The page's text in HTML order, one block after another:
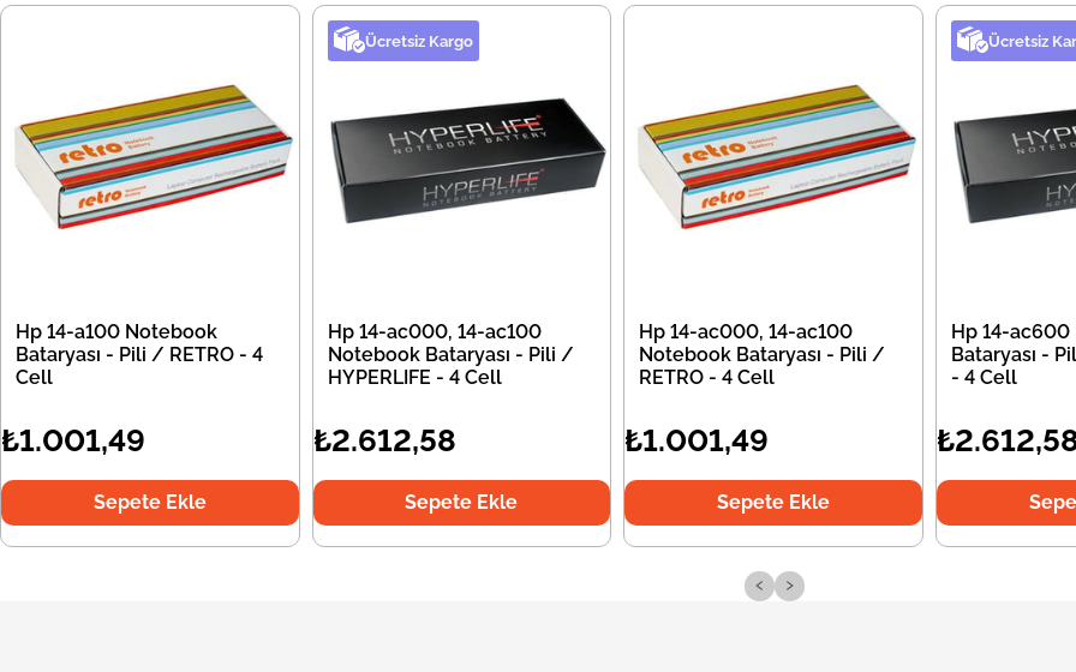
Hp 14-a100 Notebook
Bataryası - Pili / RETRO - 4
Cell
₺1.001,49
Sepete Ekle
Ücretsiz Kargo
Hp 14-ac000, 14-ac100
Notebook Bataryası - Pili /
HYPERLIFE - 4 Cell
₺2.612,58
Sepete Ekle
Hp 14-ac000, 14-ac100
Notebook Bataryası - Pili /
RETRO - 4 Cell
₺1.001,49
Sepete Ekle
Ücretsiz
Hp 14-
Bataryası -
- 4 Cell
‹ ›